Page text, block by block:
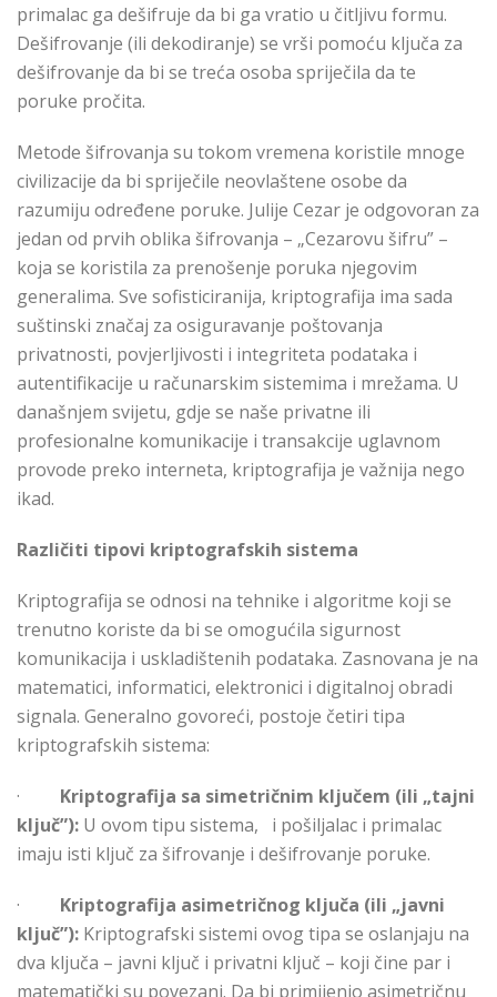
primalac ga dešifruje da bi ga vratio u čitljivu formu.
Dešifrovanje (ili dekodiranje) se vrši pomoću ključa za
dešifrovanje da bi se treća osoba spriječila da te
poruke pročita.
Metode šifrovanja su tokom vremena koristile mnoge
civilizacije da bi spriječile neovlaštene osobe da
razumiju određene poruke. Julije Cezar je odgovoran za
jedan od prvih oblika šifrovanja – „Cezarovu šifru” –
koja se koristila za prenošenje poruka njegovim
generalima. Sve sofisticiranija, kriptografija ima sada
suštinski značaj za osiguravanje poštovanja
privatnosti, povjerljivosti i integriteta podataka i
autentifikacije u računarskim sistemima i mrežama. U
današnjem svijetu, gdje se naše privatne ili
profesionalne komunikacije i transakcije uglavnom
provode preko interneta, kriptografija je važnija nego
ikad.
Različiti tipovi kriptografskih sistema
Kriptografija se odnosi na tehnike i algoritme koji se
trenutno koriste da bi se omogućila sigurnost
komunikacija i uskladištenih podataka. Zasnovana je na
matematici, informatici, elektronici i digitalnoj obradi
signala. Generalno govoreći, postoje četiri tipa
kriptografskih sistema:
· Kriptografija sa simetričnim ključem (ili „tajni
ključ”): U ovom tipu sistema, i pošiljalac i primalac
imaju isti ključ za šifrovanje i dešifrovanje poruke.
· Kriptografija asimetričnog ključa (ili „javni
ključ”): Kriptografski sistemi ovog tipa se oslanjaju na
dva ključa – javni ključ i privatni ključ – koji čine par i
matematički su povezani. Da bi primijenio asimetričnu